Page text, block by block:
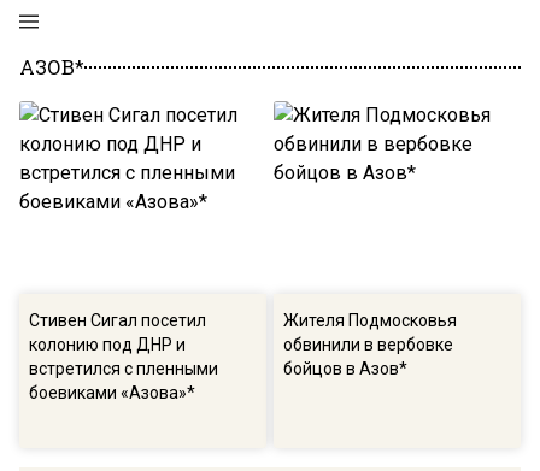
АЗОВ*
Стивен Сигал посетил
колонию под ДНР и
встретился с пленными
боевиками «Азова»*
Жителя Подмосковья
обвинили в вербовке
бойцов в Азов*